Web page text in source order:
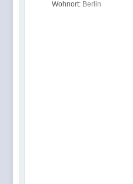
Wohnort: Berlin